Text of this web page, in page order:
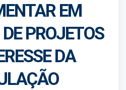
EM
PROJETOS
DA